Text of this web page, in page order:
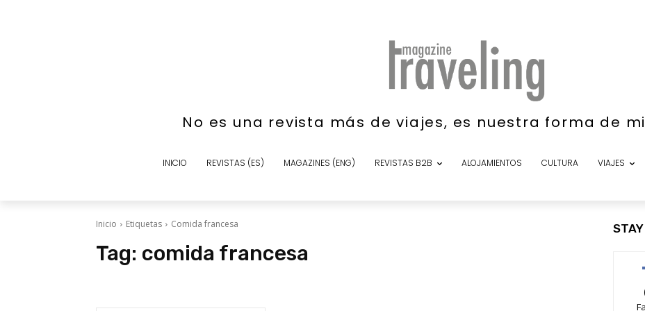
No es una revista más de viajes, es nuestra forma de
INICIO REVISTAS (ES) MAGAZINES (ENG) REVISTAS B2B ALOJAMIENTOS CULTURA VIAJES
Inicio Etiquetas Comida francesa
Tag: comida francesa